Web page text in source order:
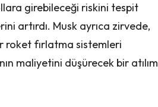
girebileceği riskini tespit
artırdı. Musk ayrıca zirvede,
roket fırlatma sistemleri
maliyetini düşürecek bir atılım